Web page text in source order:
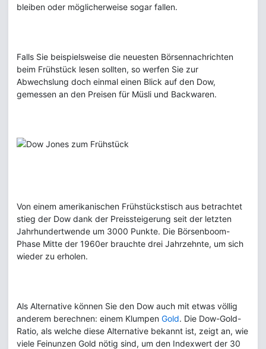
bleiben oder möglicherweise sogar fallen.
Falls Sie beispielsweise die neuesten Börsennachrichten
beim Frühstück lesen sollten, so werfen Sie zur
Abwechslung doch einmal einen Blick auf den Dow,
gemessen an den Preisen für Müsli und Backwaren.
Von einem amerikanischen Frühstückstisch aus betrachtet
stieg der Dow dank der Preissteigerung seit der letzten
Jahrhundertwende um 3000 Punkte. Die Börsenboom-
Phase Mitte der 1960er brauchte drei Jahrzehnte, um sich
wieder zu erholen.
Als Alternative können Sie den Dow auch mit etwas völlig
anderem berechnen: einem Klumpen Gold. Die Dow-Gold-
Ratio, als welche diese Alternative bekannt ist, zeigt an, wie
viele Feinunzen Gold nötig sind, um den Indexwert der 30